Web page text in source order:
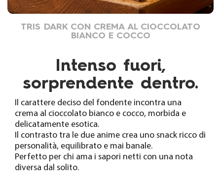
TRIS DARK CON CREMA AL CIOCCOLATO
BIANCO E COCCO
Intenso fuori,
sorprendente dentro.
Il carattere deciso del fondente incontra una
crema al cioccolato bianco e cocco, morbida e
delicatamente esotica.
Il contrasto tra le due anime crea uno snack ricco di
personalità, equilibrato e mai banale.
Perfetto per chi ama i sapori netti con una nota
diversa dal solito.